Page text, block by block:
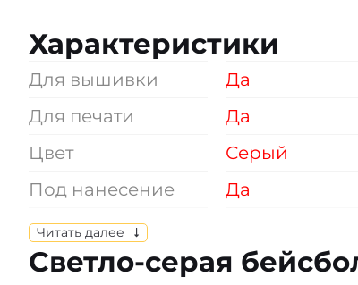
Характеристики
Для вышивки
Да
Для печати
Да
Цвет
Серый
Под нанесение
Да
Плотность
Читать далее
Светло-серая